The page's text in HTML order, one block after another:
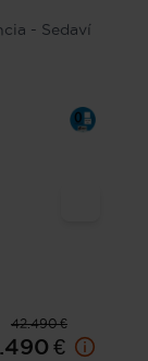
- Sedaví
42.490 €
€